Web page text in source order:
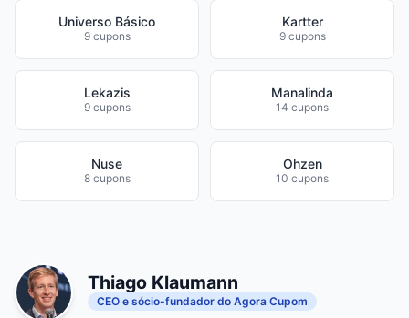
Universo Básico
9 cupons
Kartter
9 cupons
Lekazis
9 cupons
Manalinda
14 cupons
Nuse
8 cupons
Ohzen
10 cupons
Thiago Klaumann
CEO e sócio-fundador do Agora Cupom